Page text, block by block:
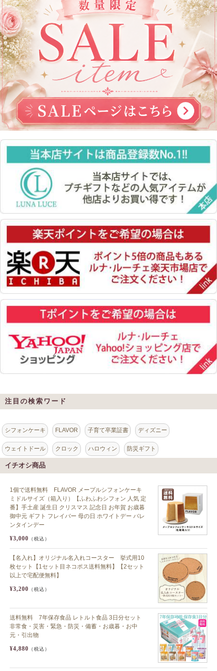
注目の検索ワード
シフォンケーキ FLAVOR 子育て卒業証書 ディズニー
ウェイトドール クロック ハロウィン 防災ギフト
イチオシ商品
1個で送料無料 FLAVOR メープルシフォンケーキ
ミドルサイズ（箱入り）【ふわふわシフォン 人気 定
番】手土産 誕生日 クリスマス 記念日 お年賀 お歳暮
御中元 ギフト フレイバー 母の日 ホワイトデー バレ
ンタインデー
¥3,000 （税込）
【名入れ】オリジナル名入れコースター 挙式用10
枚セット【1セット目ネコポス送料無料】【2セット
以上で宅配便無料】
¥3,200 （税込）
送料無料 7年保存食品 レトルト食品 3日分セット
非常食・災害・緊急・防災・備蓄・お歳暮・お中
元・引出物
¥4,880 （税込）